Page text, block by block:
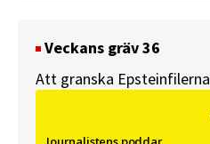
Veckans gräv 36
Att granska Epsteinfilerna